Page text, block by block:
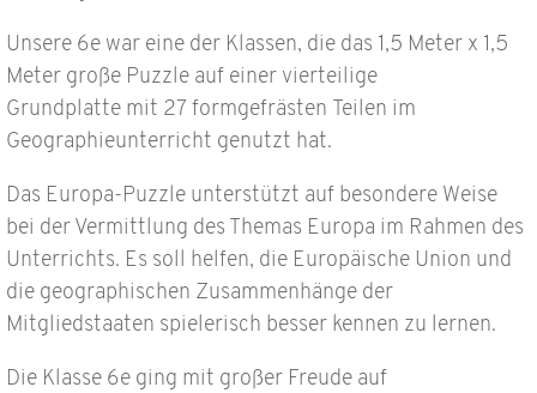
Unsere 6e war eine der Klassen, die das 1,5 Meter x 1,5
Meter große Puzzle auf einer vierteilige
Grundplatte mit 27 formgefrästen Teilen im
Geographieunterricht genutzt hat.
Das Europa-Puzzle unterstützt auf besondere Weise
bei der Vermittlung des Themas Europa im Rahmen des
Unterrichts. Es soll helfen, die Europäische Union und
die geographischen Zusammenhänge der
Mitgliedstaaten spielerisch besser kennen zu lernen.
Die Klasse 6e ging mit großer Freude auf